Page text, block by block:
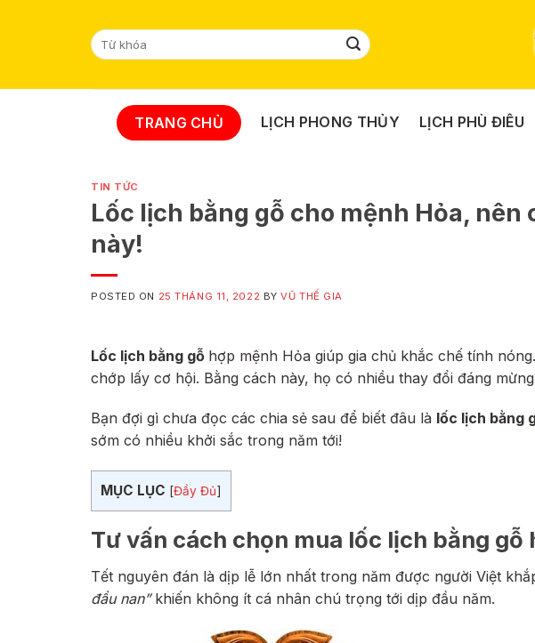
Tìm
kiếm:
TRANG CHỦ LỊCH PHONG THỦY LỊCH PHÙ ĐIÊU
TIN TỨC
Lốc lịch bằng gỗ cho mệnh Hỏa,
này!
POSTED ON 25 THÁNG 11, 2022 BYVŨ THẾ GIA
Lốc lịch bằng gỗ hợp mệnh Hỏa giúp gia chủ khắc chế tính
chớp lấy cơ hội. Bằng cách này, họ có nhiều thay đổi đáng
Bạn đợi gì chưa đọc các chia sẻ sau để biết đâu là lốc lịch bằng
sớm có nhiều khởi sắc trong năm tới!
MỤC LỤC [Đầy Đủ]
Tư vấn cách chọn mua lốc lịch bằng gỗ
Tết nguyên đán là dịp lễ lớn nhất trong năm được người Việt
đầu nan”khiến không ít cá nhân chú trọng tới dịp đầu năm.